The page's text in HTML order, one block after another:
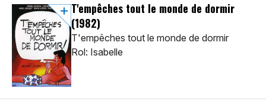
T'empêches tout le monde de dormir
(1982)
T'empêches tout le monde de dormir
Rol: Isabelle